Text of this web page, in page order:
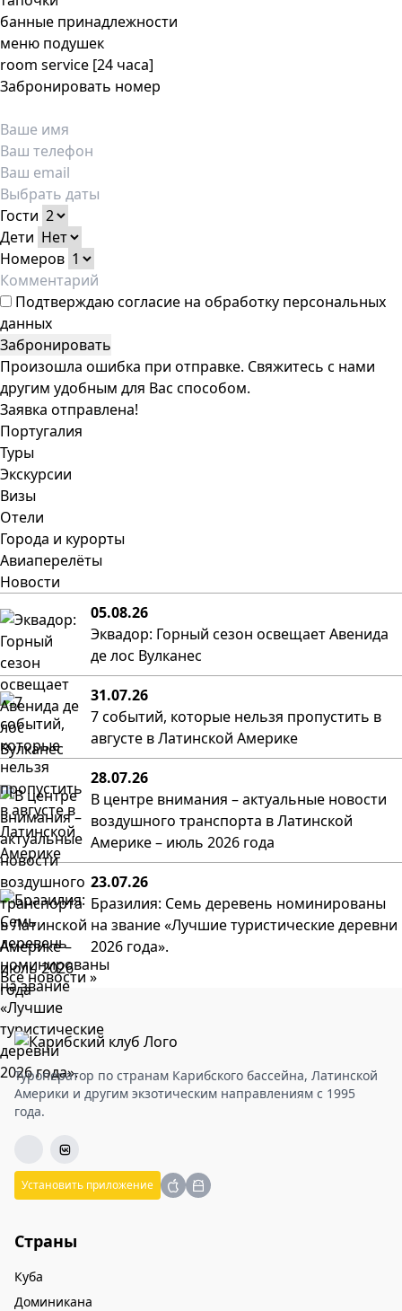
банные принадлежности
меню подушек
room service [24 часа]
Забронировать номер
Гости
Дети
Номеров
Подтверждаюсогласие на обработку персональных
данных
Забронировать
Произошла ошибка при отправке. Свяжитесь с нами
другим удобным для Вас способом.
Заявка отправлена!
Португалия
Туры
Экскурсии
Визы
Отели
Города и курорты
Авиаперелёты
Новости
05.08.26
Эквадор: Горный сезон освещает Авенида
де лос Вулканес
31.07.26
7 событий, которые нельзя пропустить в
августе в Латинской Америке
28.07.26
В центре внимания – актуальные новости
воздушного транспорта в Латинской
Америке – июль 2026 года
23.07.26
Бразилия: Семь деревень номинированы
на звание «Лучшие туристические деревни
2026 года».
Все новости »
Туроператор по странам Карибского бассейна, Латинской
Америки и другим экзотическим направлениям с 1995
года.
Установить приложение
Страны
Куба
Доминикана